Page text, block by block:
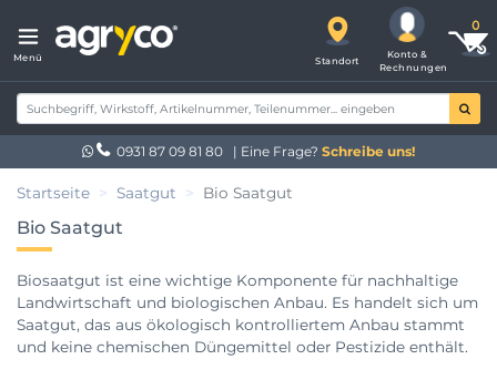
Menü Standort
Konto &
Rechnungen
0931 87 09 81 80 | Eine Frage? Schreibe uns!
Startseite Saatgut Bio Saatgut
Bio Saatgut
Biosaatgut ist eine wichtige Komponente für nachhaltige
Landwirtschaft und biologischen Anbau. Es handelt sich um
Saatgut, das aus ökologisch kontrolliertem Anbau stammt
und keine chemischen Düngemittel oder Pestizide enthält.